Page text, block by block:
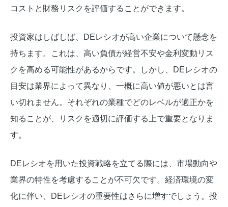
コストと財務リスクを評価することができます。
投資家はしばしば、DEレシオが高い企業について懸念を
持ちます。これは、高い負債が経営不安や金利変動リス
クを高める可能性があるからです。しかし、DEレシオの
目安は業界によって異なり、一概に高い値が悪いとは言
い切れません。それぞれの業種でどのレベルが適正かを
知ることが、リスクを適切に評価する上で重要となりま
す。
DEレシオを用いた投資戦略を立てる際には、市場動向や
業界の特性を考慮することが不可欠です。経済環境の変
化に伴い、DEレシオの重要性はさらに増すでしょう。投